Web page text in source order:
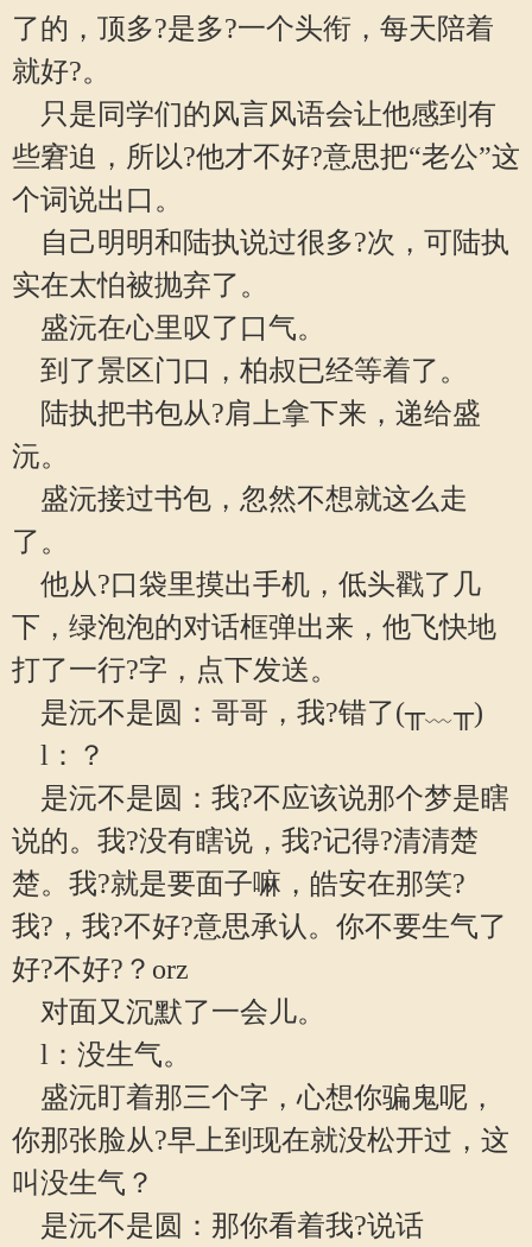
了的，顶多?是多?一个头衔，每天陪着
就好?。
只是同学们的风言风语会让他感到有
些窘迫，所以?他才不好?意思把“老公”这
个词说出口。
自己明明和陆执说过很多?次，可陆执
实在太怕被抛弃了。
盛沅在心里叹了口气。
到了景区门口，柏叔已经等着了。
陆执把书包从?肩上拿下来，递给盛
沅。
盛沅接过书包，忽然不想就这么走
了。
他从?口袋里摸出手机，低头戳了几
下，绿泡泡的对话框弹出来，他飞快地
打了一行?字，点下发送。
是沅不是圆：哥哥，我?错了(╥﹏╥)
l：？
是沅不是圆：我?不应该说那个梦是瞎
说的。我?没有瞎说，我?记得?清清楚
楚。我?就是要面子嘛，皓安在那笑?
我?，我?不好?意思承认。你不要生气了
好?不好?？orz
对面又沉默了一会儿。
l：没生气。
盛沅盯着那三个字，心想你骗鬼呢，
你那张脸从?早上到现在就没松开过，这
叫没生气？
是沅不是圆：那你看着我?说话